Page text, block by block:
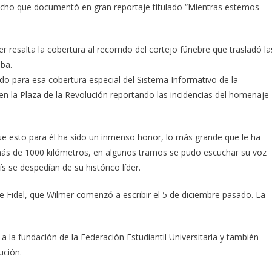
que documentó en gran reportaje titulado “Mientras estemos
resalta la cobertura al recorrido del cortejo fúnebre que trasladó
para esa cobertura especial del Sistema Informativo de la
la Plaza de la Revolución reportando las incidencias del homenaje
esto para él ha sido un inmenso honor, lo más grande que le ha
de 1000 kilómetros, en algunos tramos se pudo escuchar su voz
se despedían de su histórico líder.
que Wilmer comenzó a escribir el 5 de diciembre pasado. La
la fundación de la Federación Estudiantil Universitaria y también